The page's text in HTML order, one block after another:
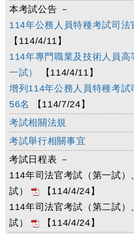
本考試公告 －
114年公務人員特種考試司法
【114/4/11】
114年專門職業及技術人員
一試）
【114/4/11】
增列114年公務人員特種考試
56名
【114/7/24】
考試相關法規
考試舉行相關事宜
考試日程表 －
114年司法官考試（第一試）
試）
【114/4/24】
114年司法官考試（第二試）
試）
【114/4/24】